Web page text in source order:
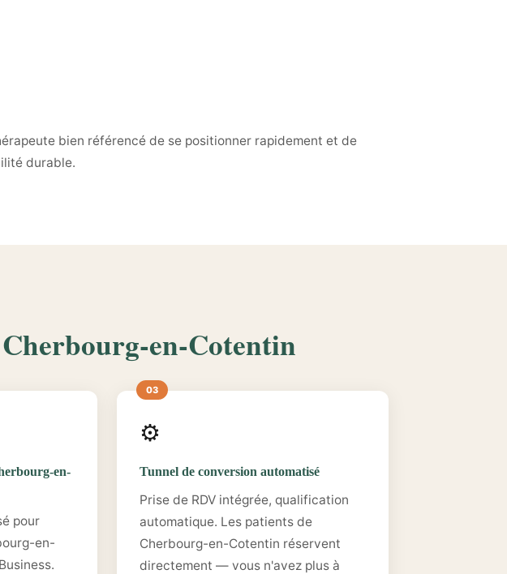
bien référencé de se positionner rapidement et de
durable.
en-Cotentin
en-
pour
en-
⚙️
Tunnel de conversion automatisé
Prise de RDV intégrée, qualification
automatique. Les patients de
Cherbourg-en-Cotentin réservent
directement — vous n'avez plus à